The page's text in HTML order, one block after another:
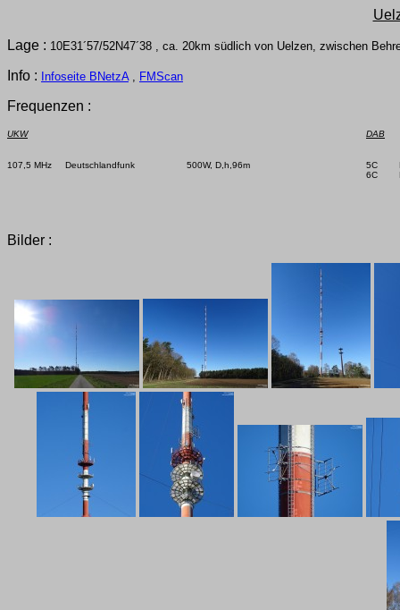
Lage : 10E31´57/52N47´38 , ca. 20km südlich von Uelzen, zwischen
Info : Infoseite BNetzA, FMScan
Frequenzen :
UKW
107,5 MHz     Deutschlandfunk 500W, D,h,96m
DAB
5C
6C
Bilder :